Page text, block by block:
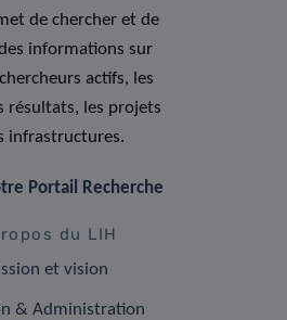
de chercher et de
informations sur
actifs, les
résultats, les projets
infrastructures.
Portail Recherche
du LIH
et vision
& Administration